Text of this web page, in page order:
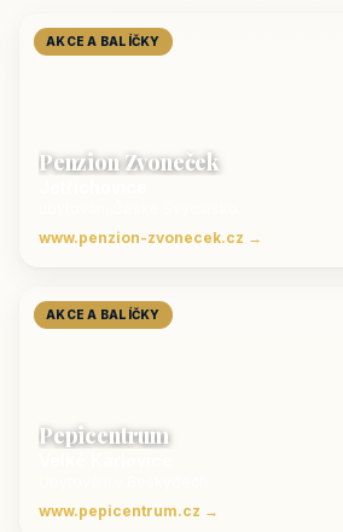
AKCE A BALÍČKY
Penzion Zvoneček
www.penzion-zvonecek.cz →
AKCE A BALÍČKY
Pepicentrum
www.pepicentrum.cz →